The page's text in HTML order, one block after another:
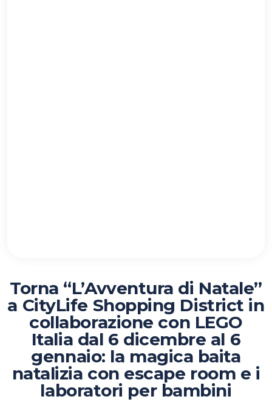
Torna “L’Avventura di Natale”
a CityLife Shopping District in
collaborazione con LEGO
Italia dal 6 dicembre al 6
gennaio: la magica baita
natalizia con escape room e i
laboratori per bambini